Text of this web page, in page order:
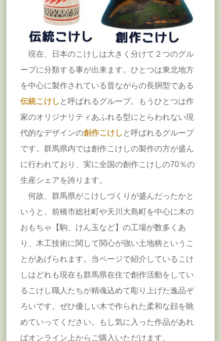
現在、日本のこけしは大きく分けて２つのグル
ープに分類する事が出来ます。ひとつは東北地方
を中心に製作されている昔ながらの長胴型である
伝統こけし と呼ばれるグループ。もうひとつは作
家のオリジナリティあふれる型にとらわれない現
代的なデザインの創作こけし と呼ばれるグループ
です。群馬県内では創作こけしの製作の方が盛ん
に行われており、実に全国の創作こけしの70％の
生産シェアを誇ります。
何故、群馬県がこけしづくりが盛んだったかと
いうと、前橋市総社町や天川大島町を中心に木の
おもちゃ【駒、けん玉など】の工場が数多くあ
り、木工技術に関して関心が強い土地柄というこ
とがあげられます。当ページで紹介しているこけ
しはどれも現在も群馬県在住で創作活動をしてい
るこけし職人たちが精魂込めて彫り上げた逸品ぞ
ろいです。ぜひ優しい木で作られた柔和な顔を眺
めていってください。もし気に入った作品があれ
ばオンライン上からご購入いただけます。